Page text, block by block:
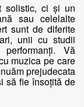
solistic, ci şi un
sau celelalte
sunt de diferite
unii cu studii
Vă
muzica pe care
prejudecata
să fie însoţită de